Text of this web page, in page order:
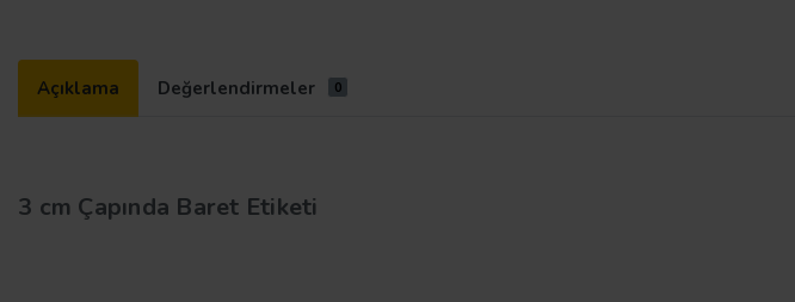
Açıklama Değerlendirmeler 0
3 cm Çapında Baret Etiketi